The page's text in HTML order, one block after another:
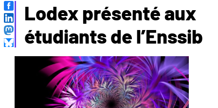
Lodex présenté aux
étudiants de l’Enssib